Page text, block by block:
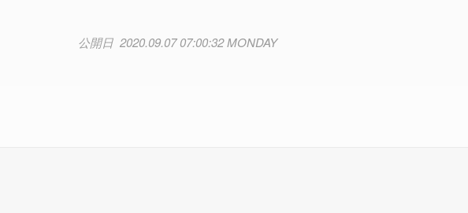
2020.09.07 07:00:32 MONDAY